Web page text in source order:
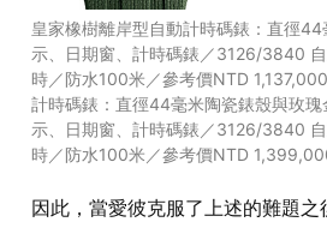
皇家橡樹離岸型自動計時碼錶：直徑
示、日期窗、計時碼錶／3126/3840
時／防水100米／參考價NTD
計時碼錶：直徑44毫米陶瓷錶殼與玫
示、日期窗、計時碼錶／3126/3840
時／防水100米／參考價NTD
因此，當愛彼克服了上述的難題